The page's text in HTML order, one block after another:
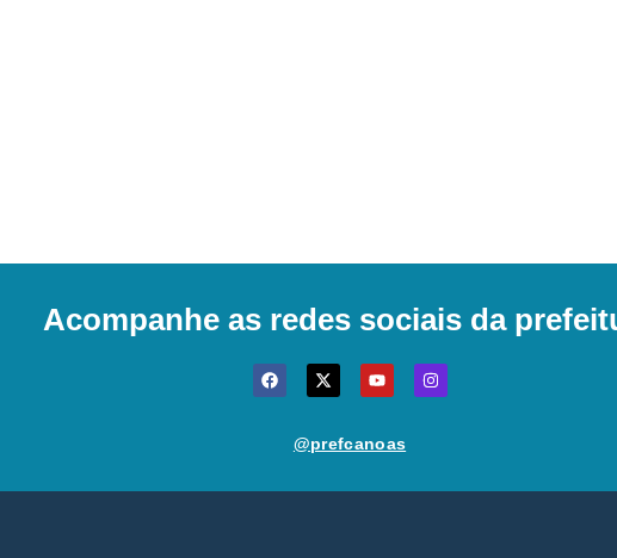
Acompanhe as redes sociais da
@prefcanoas